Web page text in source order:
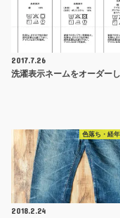
2017.7.26
洗濯表示ネームをオーダー
色落ち・経
2018.2.24